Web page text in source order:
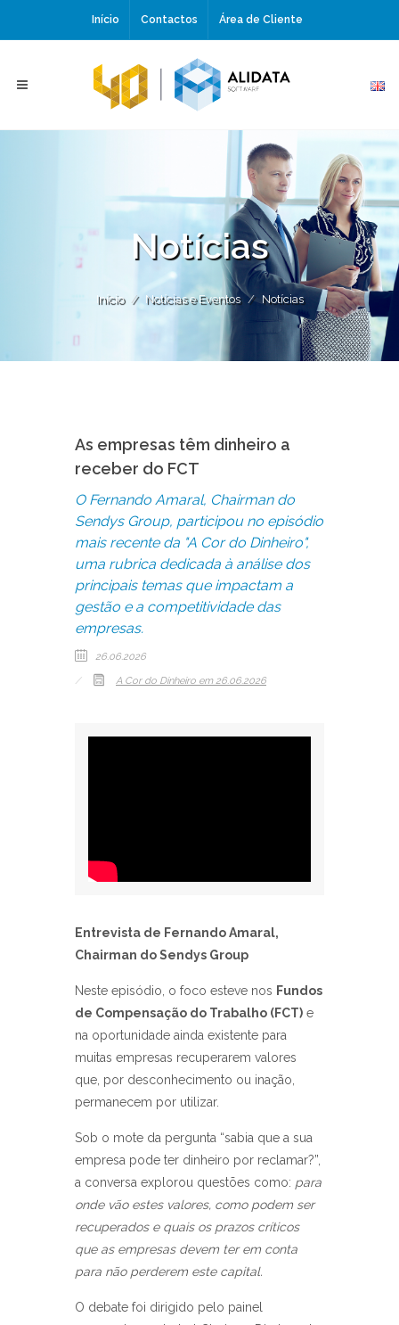
Início Contactos Área de Cliente
Notícias
Início Notícias e Eventos Notícias
As empresas têm dinheiro a
receber do FCT
O Fernando Amaral, Chairman do
Sendys Group, participou no episódio
mais recente da "A Cor do Dinheiro",
uma rubrica dedicada à análise dos
principais temas que impactam a
gestão e a competitividade das
empresas.
26.06.2026
A Cor do Dinheiro em 26.06.2026
Entrevista de Fernando Amaral,
Chairman do Sendys Group
Neste episódio, o foco esteve nos Fundos
de Compensação do Trabalho (FCT) e
na oportunidade ainda existente para
muitas empresas recuperarem valores
que, por desconhecimento ou inação,
permanecem por utilizar.
Sob o mote da pergunta “sabia que a sua
empresa pode ter dinheiro por reclamar?”,
a conversa explorou questões como: para
onde vão estes valores, como podem ser
recuperados e quais os prazos críticos
que as empresas devem ter em conta
para não perderem este capital.
O debate foi dirigido pelo painel